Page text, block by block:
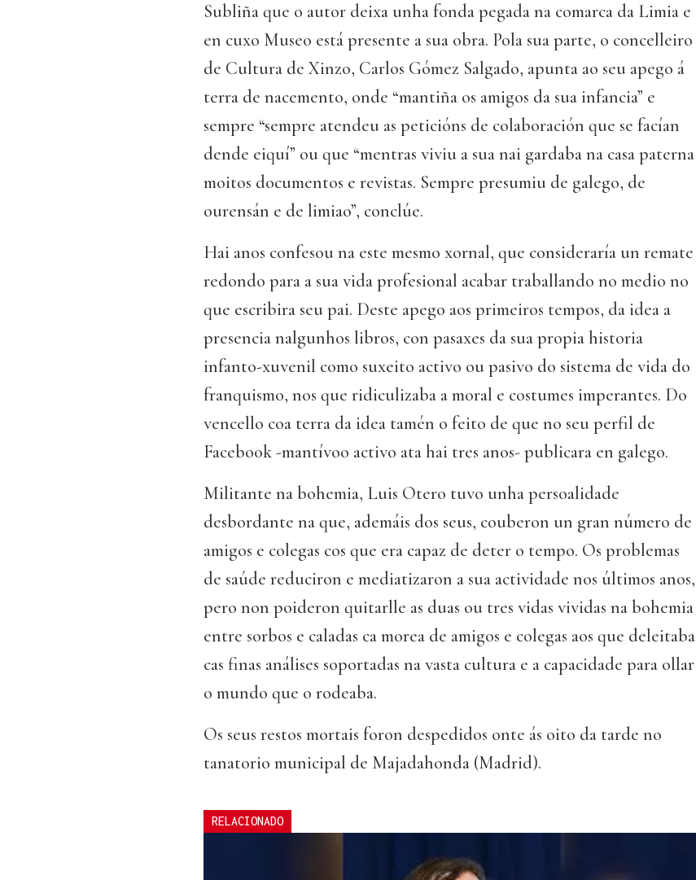
Subliña que o autor deixa unha fonda pegada na comarca da Limia e
en cuxo Museo está presente a sua obra. Pola sua parte, o concelleiro
de Cultura de Xinzo, Carlos Gómez Salgado, apunta ao seu apego á
terra de nacemento, onde “mantiña os amigos da sua infancia” e
sempre “sempre atendeu as peticións de colaboración que se facían
dende eiquí” ou que “mentras viviu a sua nai gardaba na casa paterna
moitos documentos e revistas. Sempre presumiu de galego, de
ourensán e de limiao”, conclúe.
Hai anos confesou na este mesmo xornal, que consideraría un remate
redondo para a sua vida profesional acabar traballando no medio no
que escribira seu pai. Deste apego aos primeiros tempos, da idea a
presencia nalgunhos libros, con pasaxes da sua propia historia
infanto-xuvenil como suxeito activo ou pasivo do sistema de vida do
franquismo, nos que ridiculizaba a moral e costumes imperantes. Do
vencello coa terra da idea tamén o feito de que no seu perfil de
Facebook -mantívoo activo ata hai tres anos- publicara en galego.
Militante na bohemia, Luis Otero tuvo unha persoalidade
desbordante na que, ademáis dos seus, couberon un gran número de
amigos e colegas cos que era capaz de deter o tempo. Os problemas
de saúde reduciron e mediatizaron a sua actividade nos últimos anos,
pero non poideron quitarlle as duas ou tres vidas vividas na bohemia
entre sorbos e caladas ca morea de amigos e colegas aos que deleitaba
cas finas análises soportadas na vasta cultura e a capacidade para ollar
o mundo que o rodeaba.
Os seus restos mortais foron despedidos onte ás oito da tarde no
tanatorio municipal de Majadahonda (Madrid).
RELACIONADO